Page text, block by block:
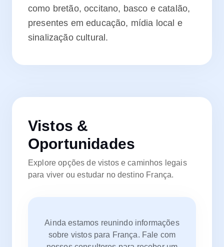
como bretão, occitano, basco e catalão,
presentes em educação, mídia local e
sinalização cultural.
Vistos &
Oportunidades
Explore opções de vistos e caminhos legais
para viver ou estudar no destino França.
Ainda estamos reunindo informações
sobre vistos para França. Fale com